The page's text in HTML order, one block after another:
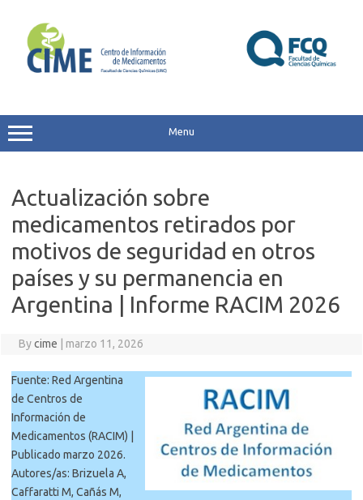
content
Menu
Actualización sobre
medicamentos retirados por
motivos de seguridad en otros
países y su permanencia en
Argentina | Informe RACIM 2026
Bycime marzo 11, 2026
Fuente: Red Argentina
de Centros de
Información de
Medicamentos (RACIM) |
Publicado marzo 2026.
Autores/as: Brizuela A,
Caffaratti M, Cañás M,